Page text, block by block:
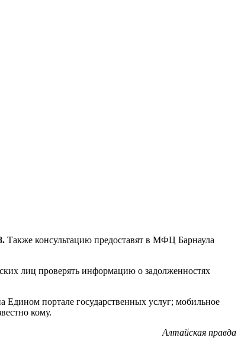
Также консультацию предоставят в МФЦ Барнаула
лиц проверять информацию о задолженностях
портале государственных услуг; мобильное
кому.
Алтайская правда